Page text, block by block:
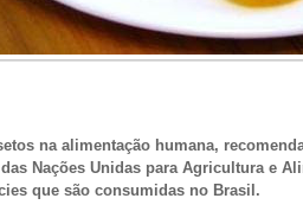
na alimentação humana,
Nações Unidas para Agricultura e
que são consumidas no Brasil.